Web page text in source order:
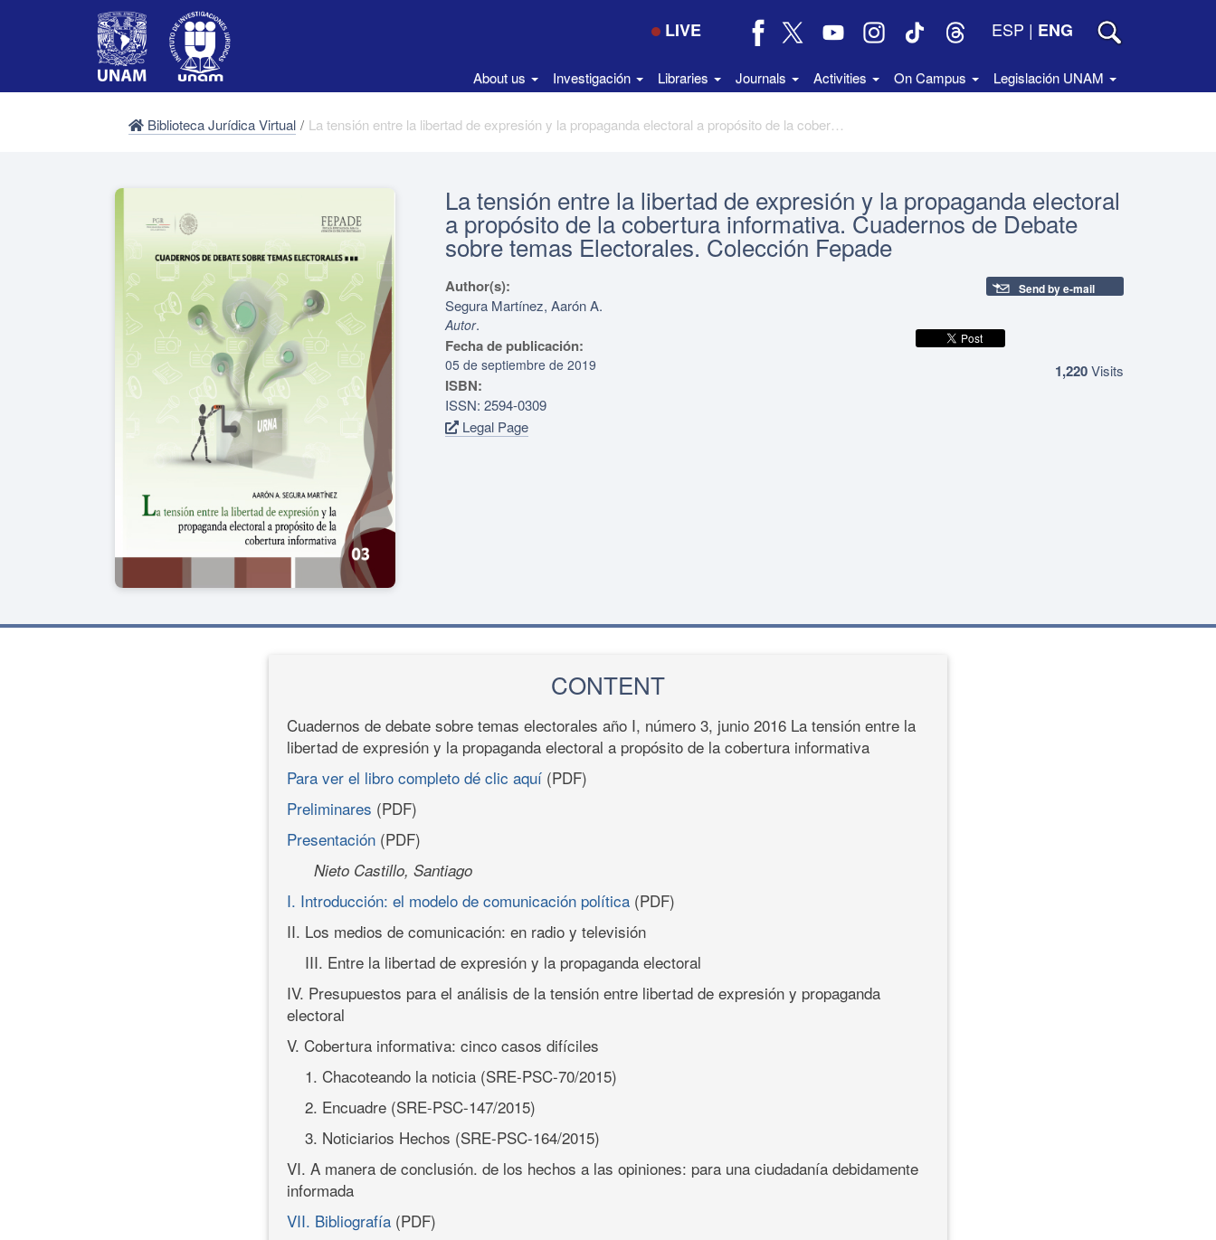
LIVE ESP | ENG
About us Investigación Libraries Journals Activities On Campus Legislación UNAM
Biblioteca Jurídica Virtual / La tensión entre la libertad de expresión y la propaganda electoral a propósito de la cobertura informativa. Cuadernos de Debate sobre temas Electorales. Colección Fepade
La tensión entre la libertad de expresión y la propaganda electoral
a propósito de la cobertura informativa. Cuadernos de Debate
sobre temas Electorales. Colección Fepade
Author(s):
Segura Martínez, Aarón A.
Autor.
Fecha de publicación:
05 de septiembre de 2019
ISBN:
ISSN: 2594-0309
Legal Page
Send by e-mail
1,220Visits
CONTENT
Cuadernos de debate sobre temas electorales año I, número 3, junio 2016 La tensión entre la
libertad de expresión y la propaganda electoral a propósito de la cobertura informativa
Para ver el libro completo dé clic aquí (PDF)
Preliminares (PDF)
Presentación (PDF)
Nieto Castillo, Santiago
I. Introducción: el modelo de comunicación política (PDF)
II. Los medios de comunicación: en radio y televisión
III. Entre la libertad de expresión y la propaganda electoral
IV. Presupuestos para el análisis de la tensión entre libertad de expresión y propaganda
electoral
V. Cobertura informativa: cinco casos difíciles
1. Chacoteando la noticia (SRE-PSC-70/2015)
2. Encuadre (SRE-PSC-147/2015)
3. Noticiarios Hechos (SRE-PSC-164/2015)
VI. A manera de conclusión. de los hechos a las opiniones: para una ciudadanía debidamente
informada
VII. Bibliografía (PDF)